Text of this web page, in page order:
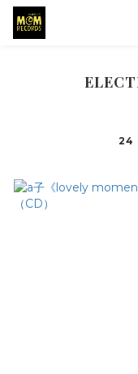
24